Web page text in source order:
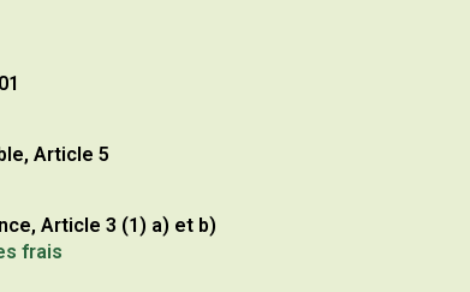
Article 5
Article 3 (1) a) et b)
frais